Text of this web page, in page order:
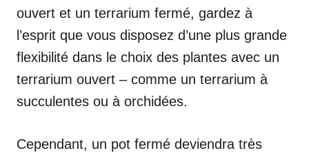
ouvert et un terrarium fermé, gardez à
l’esprit que vous disposez d’une plus grande
flexibilité dans le choix des plantes avec un
terrarium ouvert – comme un terrarium à
succulentes ou à orchidées.
Cependant, un pot fermé deviendra très